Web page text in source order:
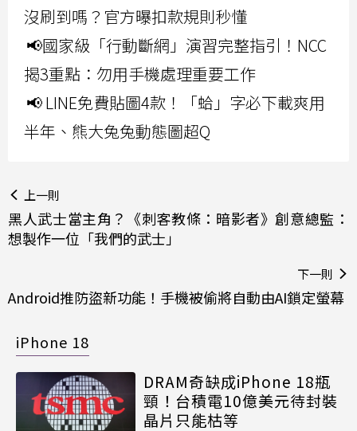
沒刷到嗎？官方曝扣款規則秒懂
📢國家級「行動斷網」演習完整指引！NCC
揭3重點：勿用手機處理重要工作
📢 LINE免費貼圖4款！「蛤」字必下載爽用
半年、熊大兔兔動態圖超Q
上一則
黑人武士當主角？《刺客教條：暗影者》創意總監：
想製作一位「我們的武士」
下一則
Android推防盜新功能！手機被偷將自動由AI鎖定螢幕
iPhone 18
DRAM奇缺成iPhone 18瓶
頸！台積電10億美元待封裝
晶片只能枯等